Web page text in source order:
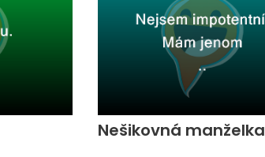
Nešikovná manželka